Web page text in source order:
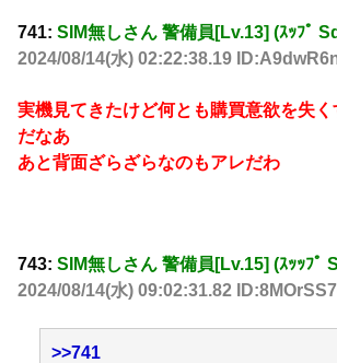
741: SIM無しさん 警備員[Lv.13] (ｽｯﾌﾟ
2024/08/14(水) 02:22:38.19
実機見てきたけど何とも購買意欲を失
だなあ
あと背面ざらざらなのもアレだわ
743: SIM無しさん 警備員[Lv.15] (ｽｯｯﾌﾟ
2024/08/14(水) 09:02:31.82
>>741